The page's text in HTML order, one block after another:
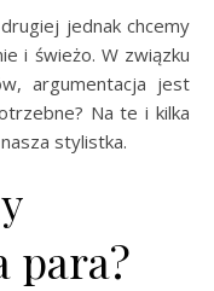
i świeżo. W związku
argumentacja jest
Na te i kilka
stylistka.
para?